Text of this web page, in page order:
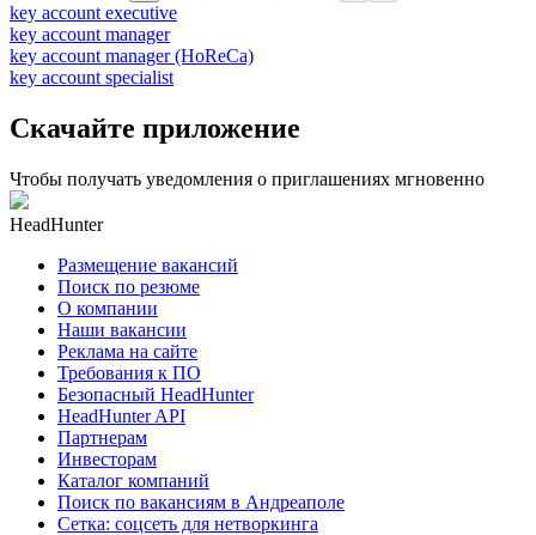
key account executive
key account manager
key account manager (HoReCa)
key account specialist
Скачайте приложение
Чтобы получать уведомления о приглашениях мгновенно
HeadHunter
Размещение вакансий
Поиск по резюме
О компании
Наши вакансии
Реклама на сайте
Требования к ПО
Безопасный HeadHunter
HeadHunter API
Партнерам
Инвесторам
Каталог компаний
Поиск по вакансиям в Андреаполе
Сетка: соцсеть для нетворкинга